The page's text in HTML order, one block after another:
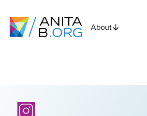
About